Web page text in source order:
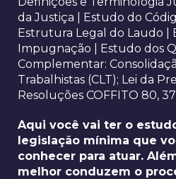
da Justiça | Estudo do
Estrutura Legal do Laudo |
Impugnação | Estudo dos
Complementar:
Trabalhistas (CLT); Lei da
Resoluções COFFITO 80,
Aqui você vai ter o
legislação mínima que
conhecer para atuar.
melhor conduzem o